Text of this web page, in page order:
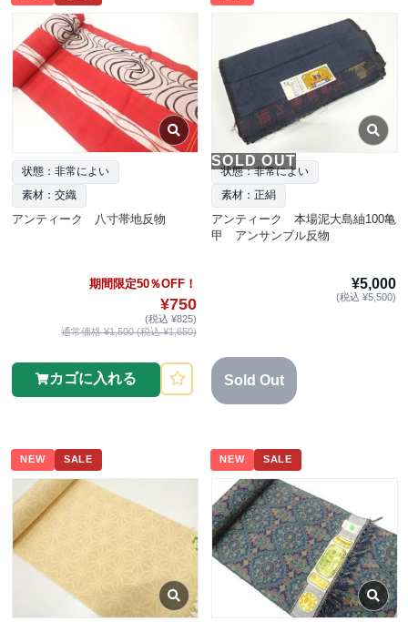
状態：非常によい
素材：交織
アンティーク 八寸帯地反物
期間限定50％OFF！
¥750
(税込 ¥825)
通常価格 ¥1,500 (税込 ¥1,650)
カゴに入れる
SOLD OUT
状態：非常によい
素材：正絹
アンティーク 本場泥大島紬100亀
甲 アンサンブル反物
¥5,000
(税込 ¥5,500)
Sold Out
NEW SALE NEW SALE